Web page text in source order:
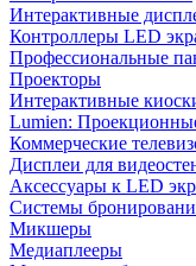
Интерактивные
Контроллеры LED
Профессиональные
Проекторы
Интерактивные
Lumien:
Коммерческие
Дисплеи для
Аксессуары к LED
Системы
Микшеры
Медиаплееры